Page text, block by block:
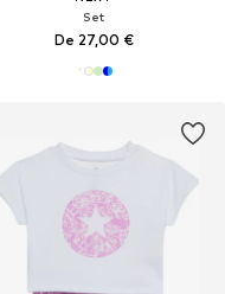
Set
De 27,00 €